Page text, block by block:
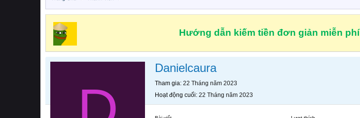
Hướng dẫn kiếm tiền đơn giản miễn phí
Danielcaura
Tham gia 22 Tháng năm 2023
Hoạt động cuối 22 Tháng năm 2023